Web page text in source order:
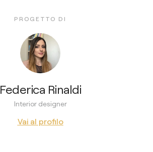
PROGETTO DI
Federica Rinaldi
Interior designer
Vai al profilo